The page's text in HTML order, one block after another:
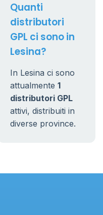
Quanti
distributori
GPL ci sono in
Lesina?
In Lesina ci sono
attualmente 1
distributori GPL
attivi, distribuiti in
diverse province.